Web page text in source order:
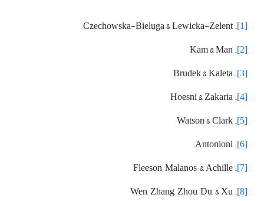
[1]
. Czechowska-Bieluga & Lewicka-Zelent
[2]
. Kam & Man
[3]
. Brudek & Kaleta
[4]
. Hoesni & Zakaria
[5]
. Watson & Clark
[6]
. Antonioni
[7]
. Fleeson, Malanos, & Achille
[8]
. Wen, Zhang, Zhou, Du, & Xu